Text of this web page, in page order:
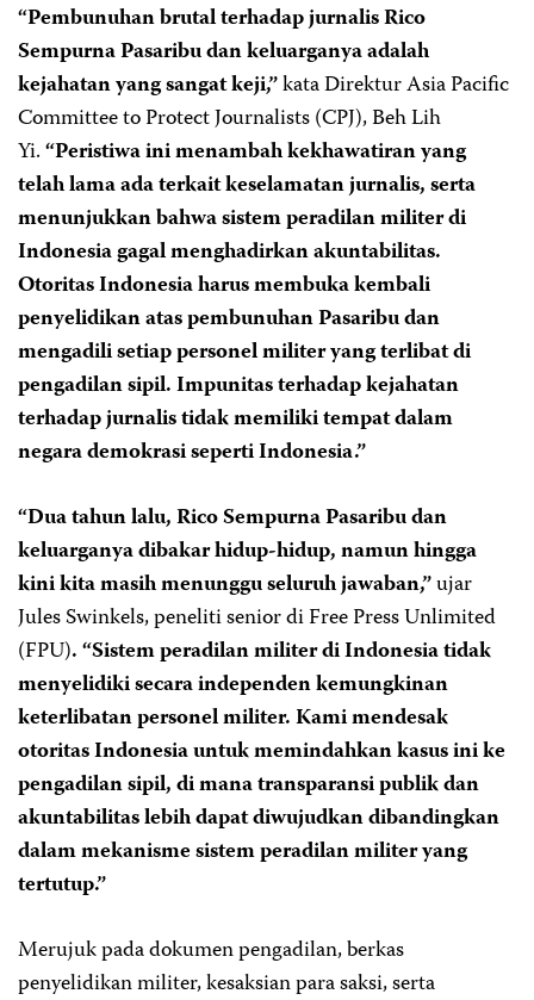
“Pembunuhan brutal terhadap jurnalis Rico
Sempurna Pasaribu dan keluarganya adalah
kejahatan yang sangat keji,”kata Direktur Asia Pacific
Committee to Protect Journalists (CPJ), Beh Lih
Yi.“Peristiwa ini menambah kekhawatiran yang
telah lama ada terkait keselamatan jurnalis, serta
menunjukkan bahwa sistem peradilan militer di
Indonesia gagal menghadirkan akuntabilitas.
Otoritas Indonesia harus membuka kembali
penyelidikan atas pembunuhan Pasaribu dan
mengadili setiap personel militer yang terlibat di
pengadilan sipil. Impunitas terhadap kejahatan
terhadap jurnalis tidak memiliki tempat dalam
negara demokrasi seperti Indonesia.”
“Dua tahun lalu, Rico Sempurna Pasaribu dan
keluarganya dibakar hidup-hidup, namun hingga
kini kita masih menunggu seluruh jawaban,”ujar
Jules Swinkels, peneliti senior di Free Press Unlimited
(FPU). “Sistem peradilan militer di Indonesia tidak
menyelidiki secara independen kemungkinan
keterlibatan personel militer. Kami mendesak
otoritas Indonesia untuk memindahkan kasus ini ke
pengadilan sipil, di mana transparansi publik dan
akuntabilitas lebih dapat diwujudkan dibandingkan
dalam mekanisme sistem peradilan militer yang
tertutup.”
Merujuk pada dokumen pengadilan, berkas
penyelidikan militer, kesaksian para saksi, serta